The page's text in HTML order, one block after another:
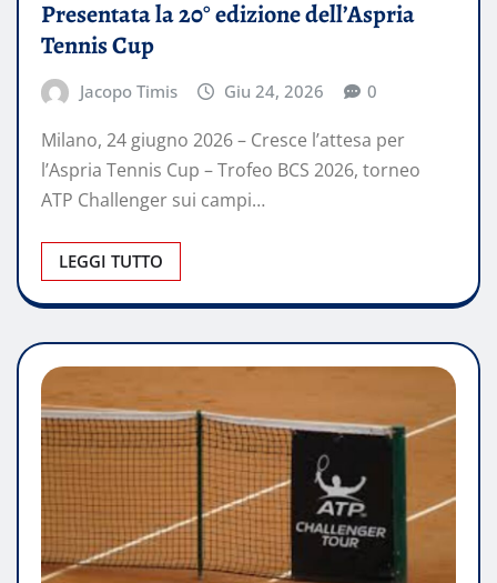
Presentata la 20° edizione dell’Aspria
Tennis Cup
Jacopo Timis Giu 24, 2026 0
Milano, 24 giugno 2026 – Cresce l’attesa per
l’Aspria Tennis Cup – Trofeo BCS 2026, torneo
ATP Challenger sui campi…
LEGGI TUTTO